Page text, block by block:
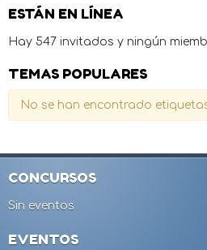
ESTÁN EN LÍNEA
Hay 547 invitados y ningún
TEMAS POPULARES
No se han encontrado
CONCURSOS
Sin eventos
EVENTOS